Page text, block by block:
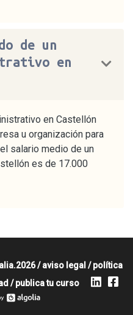
de un
en
en Castellón
u organización para
salario medio de un
es de 17.000
/aviso legal /política
/publica tu curso